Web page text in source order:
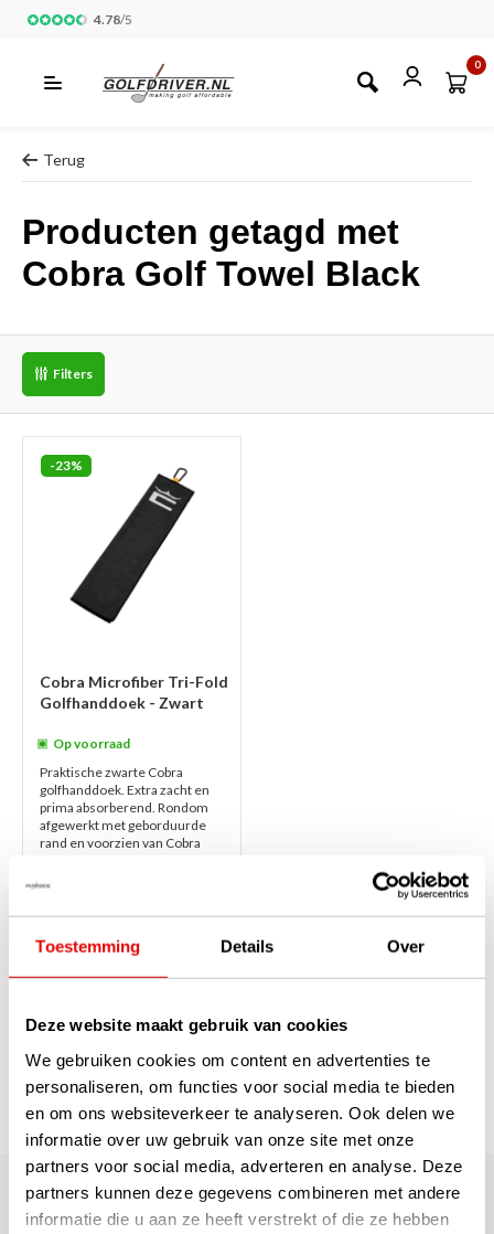
Toestemming Details Over
Deze website maakt gebruik van cookies
We gebruiken cookies om content en advertenties te
personaliseren, om functies voor social media te bieden
en om ons websiteverkeer te analyseren. Ook delen we
informatie over uw gebruik van onze site met onze
partners voor social media, adverteren en analyse. Deze
partners kunnen deze gegevens combineren met andere
informatie die u aan ze heeft verstrekt of die ze hebben
4.78/5
0
Terug
Producten getagd met
Cobra Golf Towel Black
Filters
-23%
Cobra Microfiber Tri-Fold
Golfhanddoek - Zwart
Op voorraad
Praktische zwarte Cobra
golfhanddoek. Extra zacht en
prima absorberend. Rondom
afgewerkt met geborduurde
rand en voorzien van Cobra
Pagina 1 van 1
1
180.000+ Klanten | 5.000+ Reviews | Trusted Shops, TrustPilot,
Google
Reviews: Onze klanten aan het